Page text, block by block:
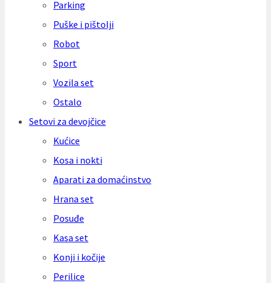
Parking
Puške i pištolji
Robot
Sport
Vozila set
Ostalo
Setovi za devojčice
Kućice
Kosa i nokti
Aparati za domaćinstvo
Hrana set
Posuđe
Kasa set
Konji i kočije
Perilice